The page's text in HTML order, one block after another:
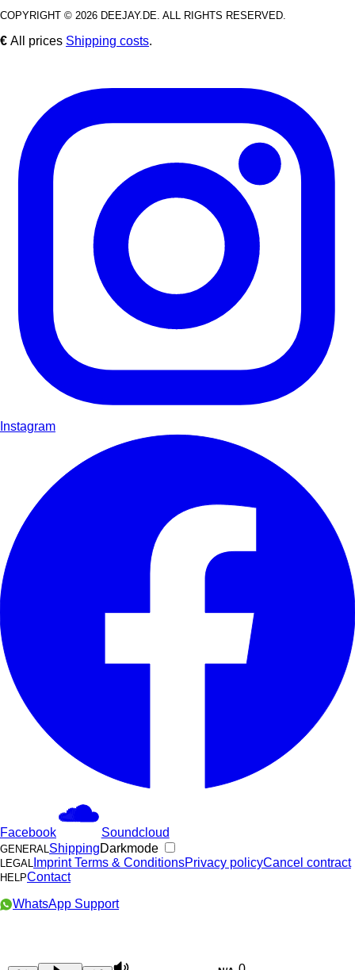
COPYRIGHT © 2026 DEEJAY.DE. ALL RIGHTS RESERVED.
€ All prices Shipping costs.
Instagram
Facebook Soundcloud
GENERALShippingDarkmode
LEGAL ImprintTerms & ConditionsPrivacy policyCancel contract
HELPContact
WhatsApp Support